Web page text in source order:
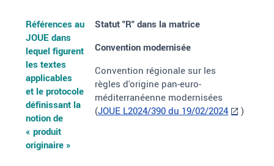
Références au
JOUE dans
lequel figurent
les textes
applicables
et le protocole
définissant la
notion de
« produit
originaire »
Statut "R" dans la matrice
Convention modernisée
Convention régionale sur les
règles d'origine pan-euro-
méditerranéenne modernisées
(JOUE L2024/390 du 19/02/2024 )